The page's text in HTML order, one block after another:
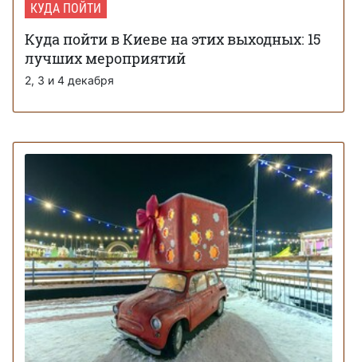
КУДА ПОЙТИ
Куда пойти в Киеве на этих выходных: 15
лучших мероприятий
2, 3 и 4 декабря